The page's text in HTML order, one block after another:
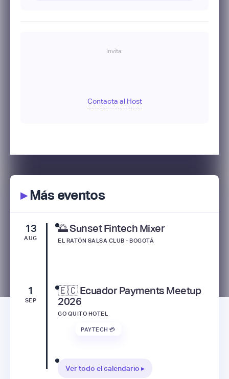
Invita:
Contacta al Host
▸Más eventos
13
AUG
🌅 Sunset Fintech Mixer
EL RATÓN SALSA CLUB - BOGOTÁ
1
SEP
🇪🇨 Ecuador Payments Meetup
2026
GO QUITO HOTEL
PAYTECH 💳
Ver todo el calendario ▸